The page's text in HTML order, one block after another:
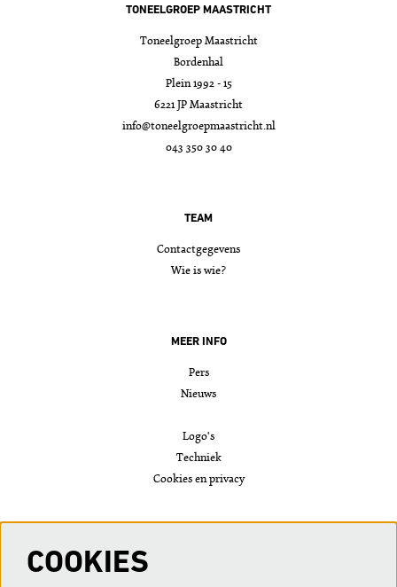
TONEELGROEP MAASTRICHT
Toneelgroep Maastricht
Bordenhal
Plein 1992 - 15
6221 JP Maastricht
info@toneelgroepmaastricht.nl
043 350 30 40
TEAM
Contactgegevens
Wie is wie?
MEER INFO
Pers
Nieuws
Logo's
Techniek
Cookies en privacy
COOKIES